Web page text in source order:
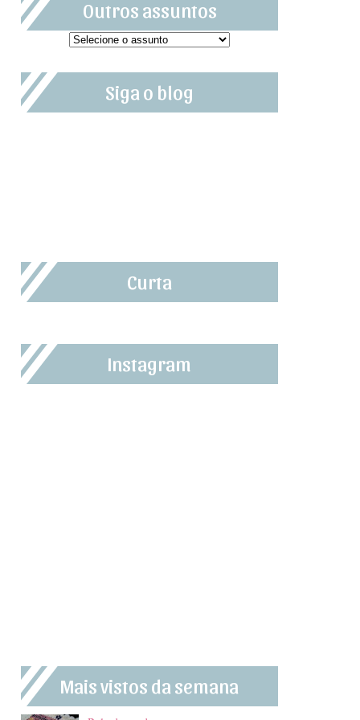
Outros assuntos
Siga o blog
Curta
Instagram
Mais vistos da semana